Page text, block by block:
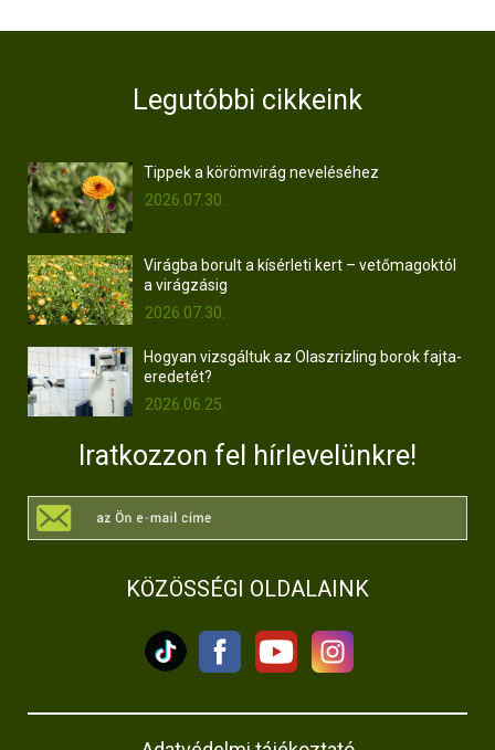
Legutóbbi cikkeink
Tippek a körömvirág neveléséhez
2026.07.30.
Virágba borult a kísérleti kert – vetőmagoktól
a virágzásig
2026.07.30.
Hogyan vizsgáltuk az Olaszrizling borok fajta-
eredetét?
2026.06.25.
Iratkozzon fel hírlevelünkre!
KÖZÖSSÉGI OLDALAINK